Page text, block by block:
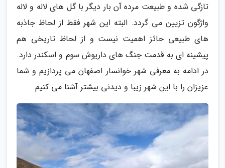
تازگی شده و طبیعت مرده آن بار دیگر با گل های لاله و لاله
واژگون تزیین می گردد. البته این شهر فقط از لحاظ جاذبه
های طبیعی حائز اهمیت نیست و از لحاظ تاریخی هم
پیشینه ای به قدمت جنگ های داریوش سوم و اسکندر دارد.
در ادامه به معرفی شهر خوانسار اصفهان می پردازیم و شما
عزیزان را با این شهر زیبا و دیدنی بیشتر آشنا می کنیم.